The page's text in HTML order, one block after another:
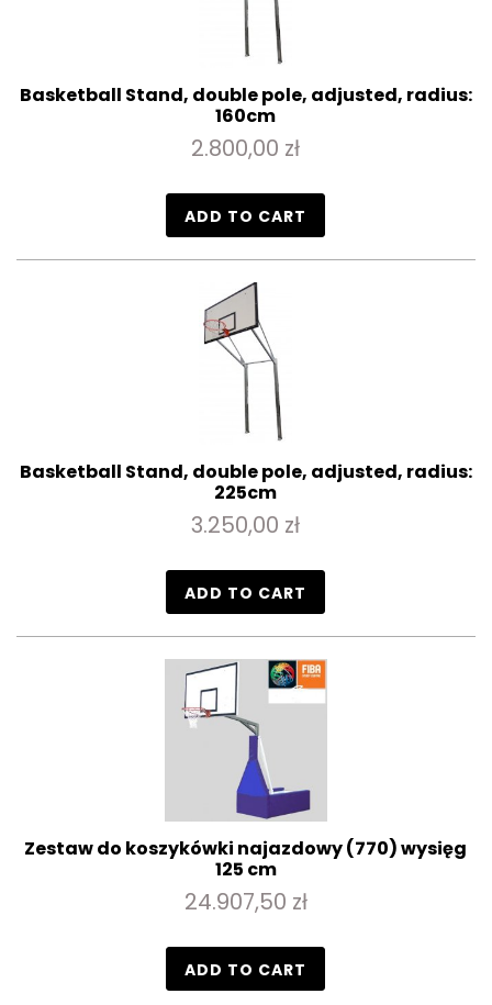
Basketball Stand, double pole, adjusted, radius:
160cm
2.800,00 zł
ADD TO CART
Basketball Stand, double pole, adjusted, radius:
225cm
3.250,00 zł
ADD TO CART
Zestaw do koszykówki najazdowy (770) wysięg
125 cm
24.907,50 zł
ADD TO CART